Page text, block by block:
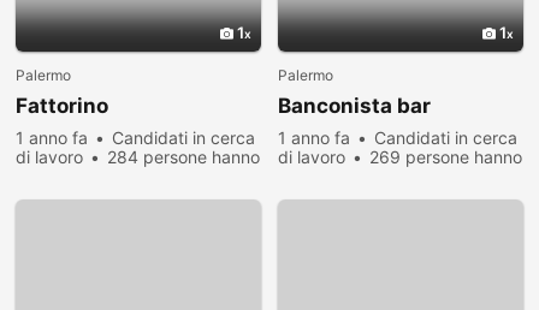
1
Palermo
Fattorino
1 anno fa
Candidati in cerca
di lavoro
284 persone hanno
1
Palermo
Banconista bar
1 anno fa
Candidati in cerca
di lavoro
269 persone hanno